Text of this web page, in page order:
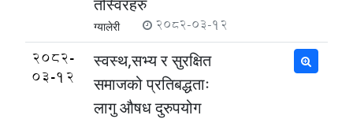
तस्विरहरु
ग्यालेरी 2082-03-12
2082-
03-12
स्वस्थ,सभ्य र सुरक्षित
समाजको प्रतिबद्धताः
लागु औषध दुरुपयोग